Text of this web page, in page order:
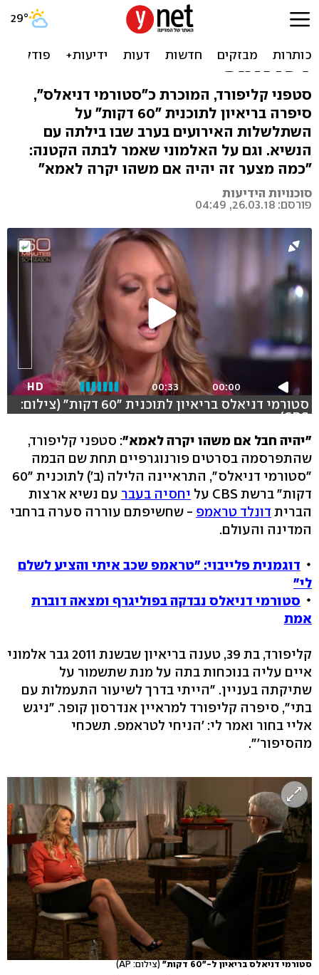
שחקנית הפורנו חשפה:
"איימו עליי ודרשו להניח
לטראמפ"
סטפני קליפורד, המוכרת כ"סטורמי דניאלס",
סיפרה בריאיון לתוכנית "60 דקות" על
השתלשלות האירועים בערב שבו בילתה עם
הנשיא. וגם על האלמוני שאמר לבתה הקטנה:
"כמה מצער זה יהיה אם משהו יקרה לאמא"
סוכנויות הידיעות
פורסם: 26.03.18, 04:49
00:00
00:33
HD
סטורמי דניאלס בריאיון לתוכנית "60 דקות" (צילום:
CBS)
"יהיה חבל אם משהו יקרה לאמא": סטפני קליפורד,
שהתפרסמה בסרטים פורנוגרפיים תחת שם הבמה
"סטורמי דניאלס", התראיינה הלילה (ב') לתוכנית "60
דקות" ברשת CBS על
יחסיה בעבר עם נשיא ארצות
הברית דונלד טראמפ - שחשיפתם עוררה סערה ברחבי
המדינה והעולם.
דוגמנית פלייבוי: "טראמפ שכב איתי והציע לשלם
לי"
סטורמי דניאלס נבדקה בפוליגרף ומצאה דוברת
אמת
קליפורד, בת 39, טענה בריאיון שבשנת 2011 גבר אלמוני
איים עליה בנוכחות בתה על מנת שתשמור על
שתיקתה בעניין. "הייתי בדרך לשיעור התעמלות עם
בתי", סיפרה קליפורד למראיין אנדרסון קופר. "ניגש
אליי בחור ואמר לי: 'הניחי לטראמפ. תשכחי
מהסיפור'".
סטורמי דניאלס בריאיון ל-"60 דקות" (צילום: AP)